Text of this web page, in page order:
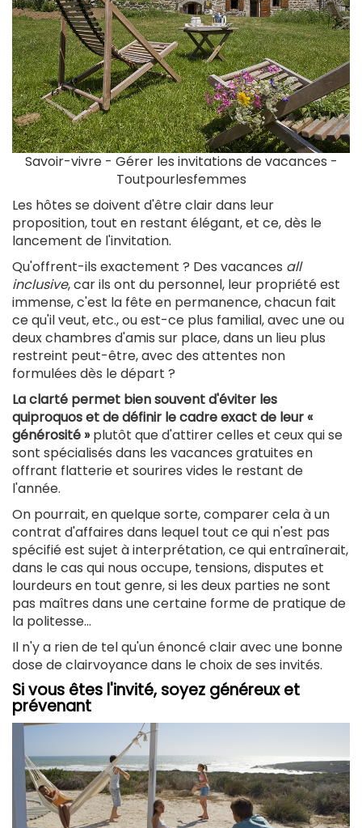
Savoir-vivre - Gérer les invitations de vacances -
Toutpourlesfemmes
Les hôtes se doivent d'être clair dans leur
proposition, tout en restant élégant, et ce, dès le
lancement de l'invitation.
Qu'offrent-ils exactement ? Des vacances all
inclusive, car ils ont du personnel, leur propriété est
immense, c'est la fête en permanence, chacun fait
ce qu'il veut, etc., ou est-ce plus familial, avec une ou
deux chambres d'amis sur place, dans un lieu plus
restreint peut-être, avec des attentes non
formulées dès le départ ?
La clarté permet bien souvent d'éviter les
quiproquos et de définir le cadre exact de leur «
générosité »plutôt que d'attirer celles et ceux qui se
sont spécialisés dans les vacances gratuites en
offrant flatterie et sourires vides le restant de
l'année.
On pourrait, en quelque sorte, comparer cela à un
contrat d'affaires dans lequel tout ce qui n'est pas
spécifié est sujet à interprétation, ce qui entraînerait,
dans le cas qui nous occupe, tensions, disputes et
lourdeurs en tout genre, si les deux parties ne sont
pas maîtres dans une certaine forme de pratique de
la politesse...
Il n'y a rien de tel qu'un énoncé clair avec une bonne
dose de clairvoyance dans le choix de ses invités.
Si vous êtes l'invité, soyez généreux et
prévenant